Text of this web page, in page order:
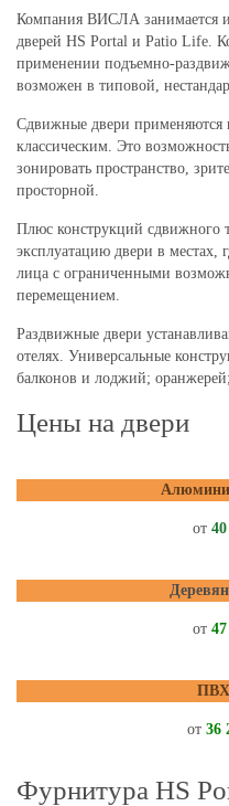
Компания ВИСЛА занимается
дверей HS Portal и Patio Life.
применении подъемно-
возможен в типовой,
Сдвижные двери применяются
классическим. Это
зонировать пространство,
просторной.
Плюс конструкций
эксплуатацию двери в
лица с ограниченными
перемещением.
Раздвижные двери
отелях. Универсальные
балконов и лоджий;
Цены на двери
от
от
ПВХ
от 36
Фурнитура HS